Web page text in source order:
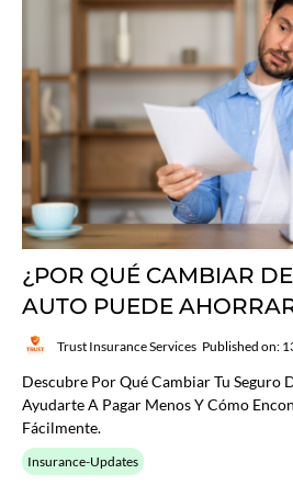
¿POR QUÉ CAMBIAR
AUTO PUEDE
Trust Insurance Services Published on:
Descubre Por Qué Cambiar Tu Seguro
Ayudarte A Pagar Menos Y Cómo
Fácilmente.
Insurance-Updates